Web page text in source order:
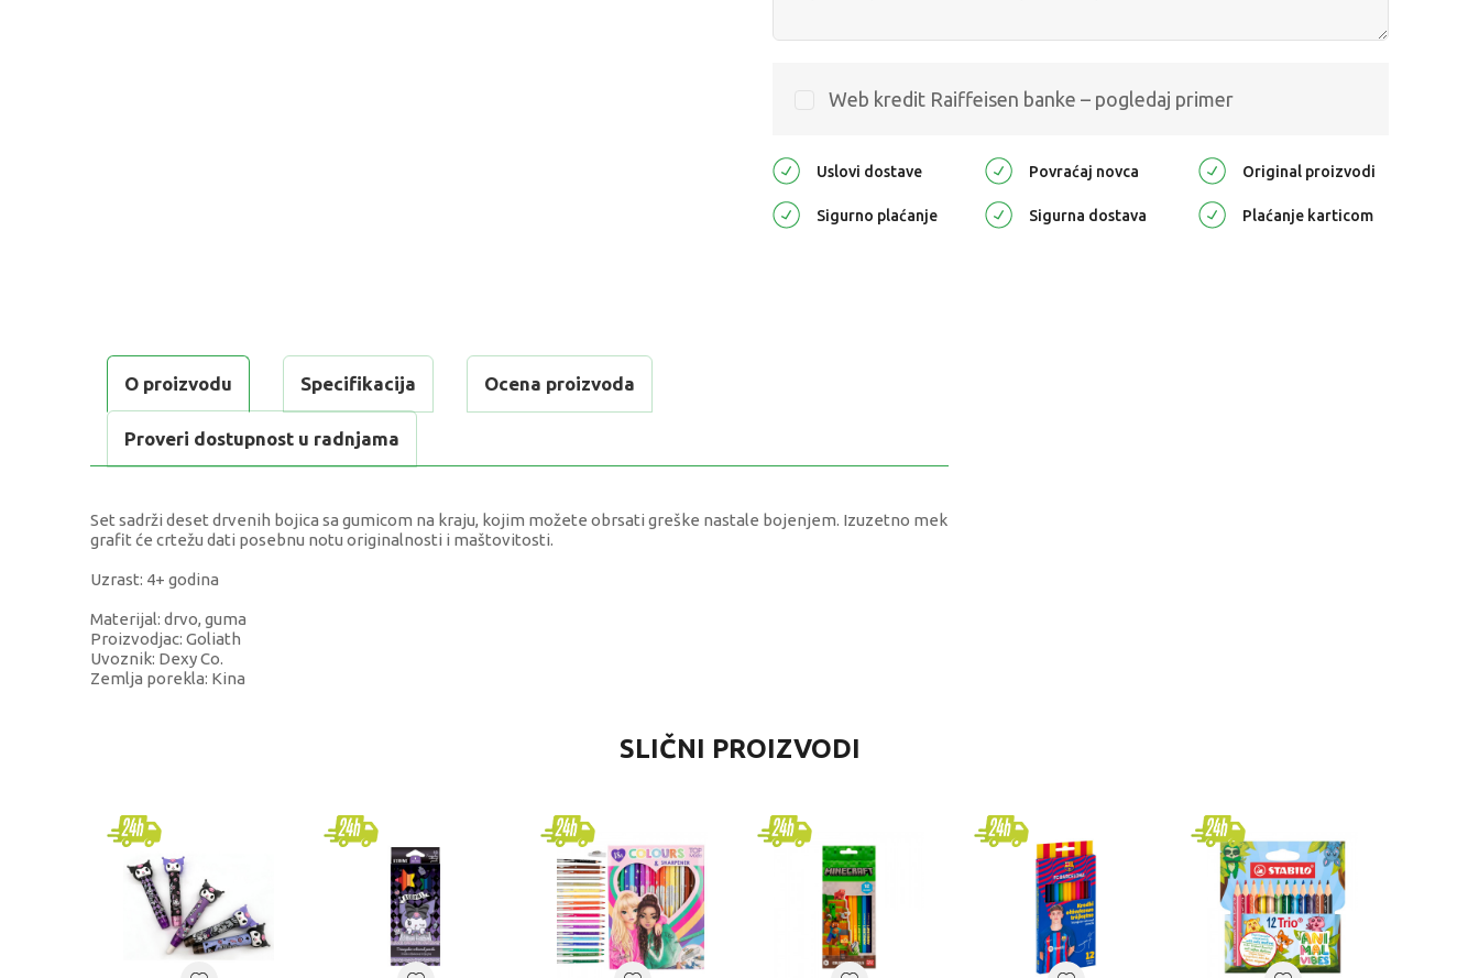
Web kredit Raiffeisen banke – pogledaj primer
Uslovi dostave Povraćaj novca Original proizvodi
Sigurno plaćanje Sigurna dostava Plaćanje karticom
O proizvodu Specifikacija Ocena proizvoda
Proveri dostupnost u radnjama
Set sadrži deset drvenih bojica sa gumicom na kraju, kojim možete obrsati greške nastale bojenjem. Izuzetno mek
grafit će crtežu dati posebnu notu originalnosti i maštovitosti.
Uzrast: 4+ godina
Materijal: drvo, guma
Proizvodjac: Goliath
Uvoznik: Dexy Co.
Zemlja porekla: Kina
Drvene bojice
Brend Crayola
Pol univerzalno
Uzrast 4-6 godina
DRVENE BOJICE
SLIČNI PROIZVODI